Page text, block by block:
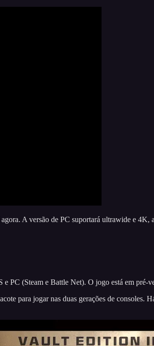
A versão de PC suportará ultrawide e
(Steam e Battle Net). O jogo está em pré-
para jogar nas duas gerações de consoles.